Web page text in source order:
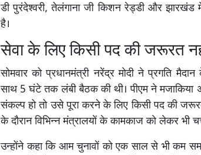
डी पुरंदेश्वरी, तेलंगाना जी किशन रेड्डी और झारखंड
है।
सेवा के लिए किसी पद की जरूरत
सोमवार को प्रधानमंत्री नरेंद्र मोदी ने प्रगति
साथ 5 घंटे तक लंबी बैठक की थी। पीएम ने मजाकिया
संकल्प हो तो उसे पूरा करने के लिए किसी पद की
के दौरान विभिन्न मंत्रालयों के कामकाज को लेकर भी
उन्होंने कहा कि आम चुनावों को एक साल से भी कम